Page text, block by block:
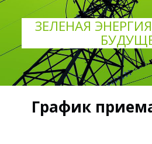
ЗЕЛЕНАЯ
График